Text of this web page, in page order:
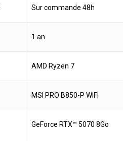
Sur commande 48h
1 an
AMD Ryzen 7
MSI PRO B850-P WIFI
GeForce RTX™ 5070 8Go